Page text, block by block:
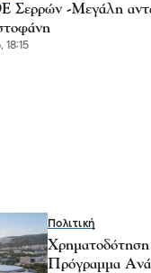
-Μεγάλη
18:15
Πολιτική
Πρόγραμμα